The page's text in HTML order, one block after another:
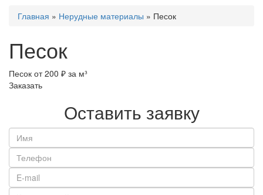
Главная » Нерудные материалы » Песок
Песок
Песок от 200 ₽ за м³
Заказать
Оставить заявку
Имя
*
Телефон
*